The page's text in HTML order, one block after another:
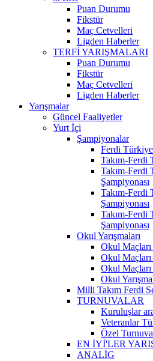
Puan Durumu
Fikstür
Maç Cetvelleri
Ligden Haberler
TERFİ YARIŞMALARI
Puan Durumu
Fikstür
Maç Cetvelleri
Ligden Haberler
Yarışmalar
Güncel Faaliyetler
Yurt İçi
Şampiyonalar
Ferdi
Takım-Ferdi
Takım-Ferdi
Şampiyonası
Takım-Ferdi
Şampiyonası
Takım-
Şampiyonası
Okul Yarışmaları
Okul
Okul
Okul Maçları
Okul
Milli Takım Ferdi
TURNUVALAR
Kuruluşlar
Veteranlar
Özel
EN İYİ'LER
ANALİG